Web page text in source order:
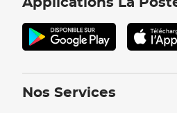
Applications La
Nos Services